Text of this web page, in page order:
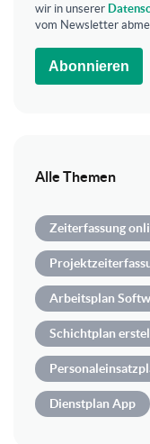
wir in unserer
vom Newsletter
Abonnieren
Alle Themen
Zeiterfassung
Arbeitsplan
Schichtplan
Dienstplan App